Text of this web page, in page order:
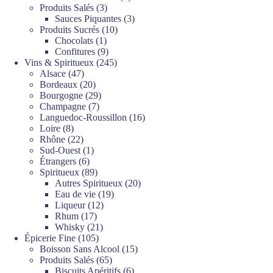
Produits Salés 33
produits
Sauces Piquantes 33
Produits Sucrés 1010
Chocolats 11
produit
Confitures 99
produits
Vins & Spiritueux 245245
Alsace 4747
produits
Bordeaux 2020
produits
Bourgogne 2929
produits
Champagne 77
produits
Languedoc-Roussillon 1616
Loire 88
produits
Rhône 2222
produits
Sud-Ouest 11
Étrangers 66
produits
Spiritueux 8989
produits
Autres Spiritueux 2020
Eau de vie 1919
Liqueur 1212
Rhum 1717
produits
Whisky 2121
Épicerie Fine 105105
produits
Boisson Sans Alcool 1515
Produits Salés 6565
produits
Biscuits Apéritifs 66